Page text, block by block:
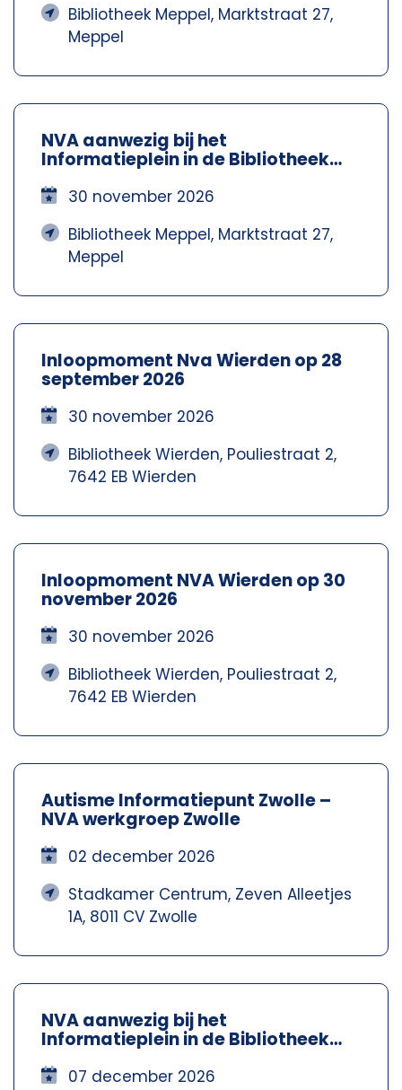
Bibliotheek Meppel, Marktstraat 27,
Meppel
NVA aanwezig bij het
Informatieplein in de Bibliotheek
Meppel
30 november 2026
Bibliotheek Meppel, Marktstraat 27,
Meppel
Inloopmoment Nva Wierden op 28
september 2026
30 november 2026
Bibliotheek Wierden, Pouliestraat 2,
7642 EB Wierden
Inloopmoment NVA Wierden op 30
november 2026
30 november 2026
Bibliotheek Wierden, Pouliestraat 2,
7642 EB Wierden
Autisme Informatiepunt Zwolle –
NVA werkgroep Zwolle
02 december 2026
Stadkamer Centrum, Zeven Alleetjes
1A, 8011 CV Zwolle
NVA aanwezig bij het
Informatieplein in de Bibliotheek
Meppel
07 december 2026